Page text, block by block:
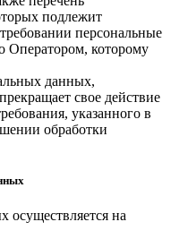
подлежит
персональные
Оператором, которому
данных,
свое действие
указанного в
обработки
осуществляется на